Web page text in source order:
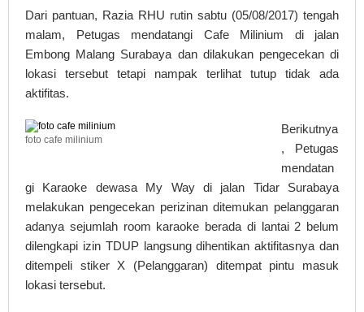
Dari pantuan, Razia RHU rutin sabtu (05/08/2017) tengah
malam, Petugas mendatangi Cafe Milinium di jalan
Embong Malang Surabaya dan dilakukan pengecekan di
lokasi tersebut tetapi nampak terlihat tutup tidak ada
aktifitas.
foto cafe milinium
Berikutnya
, Petugas
mendatan
gi Karaoke dewasa My Way di jalan Tidar Surabaya
melakukan pengecekan perizinan ditemukan pelanggaran
adanya sejumlah room karaoke berada di lantai 2 belum
dilengkapi izin TDUP langsung dihentikan aktifitasnya dan
ditempeli stiker X (Pelanggaran) ditempat pintu masuk
lokasi tersebut.